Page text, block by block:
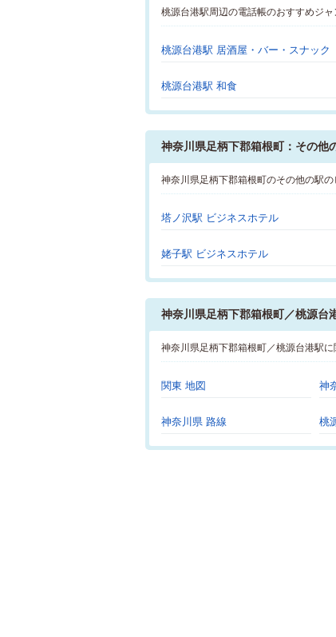
桃源台港駅周辺の電話帳のおすすめジ
桃源台港駅 居酒屋・バー・スナック
桃源台港駅 和食
神奈川県足柄下郡箱根町：その他
神奈川県足柄下郡箱根町のその他の駅
塔ノ沢駅 ビジネスホテル
姥子駅 ビジネスホテル
神奈川県足柄下郡箱根町／桃源台
神奈川県足柄下郡箱根町／桃源台港駅
関東 地図 神
神奈川県 路線 桃